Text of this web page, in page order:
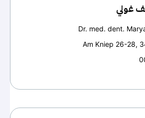
غولي
Dr. med. dent.
Am Kniep 26-28,